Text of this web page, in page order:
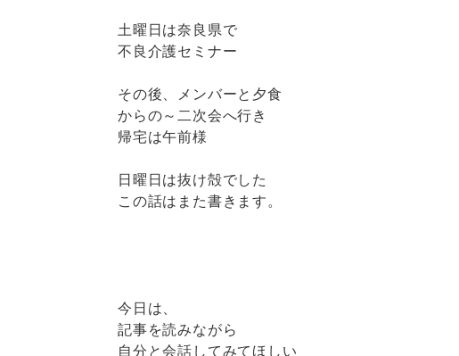
土曜日は奈良県で
不良介護セミナー
その後、メンバーと夕食
からの～二次会へ行き
帰宅は午前様
日曜日は抜け殻でした
この話はまた書きます。
今日は、
記事を読みながら
自分と会話してみてほしい